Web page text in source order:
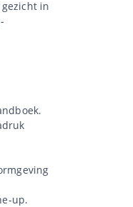
in
up.